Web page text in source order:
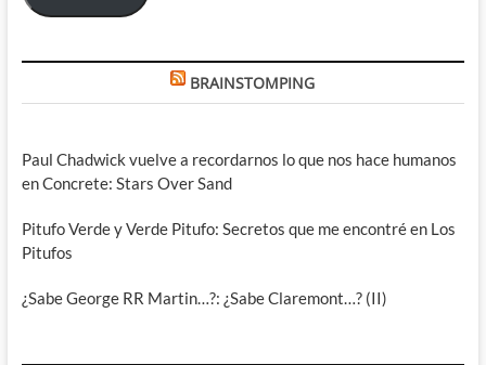
BRAINSTOMPING
Paul Chadwick vuelve a recordarnos lo que nos hace humanos
en Concrete: Stars Over Sand
Pitufo Verde y Verde Pitufo: Secretos que me encontré en Los
Pitufos
¿Sabe George RR Martin…?: ¿Sabe Claremont…? (II)